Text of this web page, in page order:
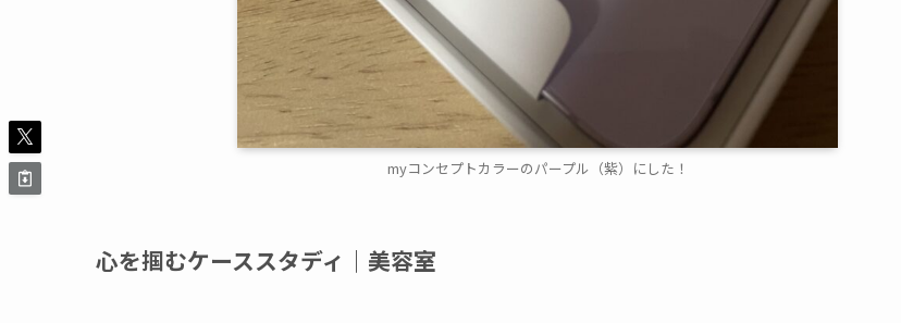
myコンセプトカラーのパープル（紫）にした！
心を掴むケーススタディ｜美容室